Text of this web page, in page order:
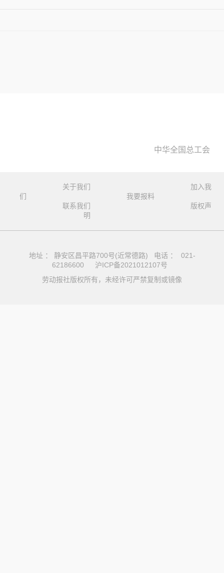
中华全国总工会
关于我们
加入我
们
我要报料
联系我们
版权声
明
地址 ： 静安区昌平路700号(近常德路) 电话 ： 021-
62186600
沪ICP备2021012107号
劳动报社版权所有，未经许可严禁复制或镜像